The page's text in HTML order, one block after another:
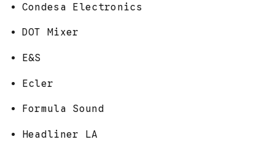
Condesa Electronics
DOT Mixer
E&S
Ecler
Formula Sound
Headliner LA